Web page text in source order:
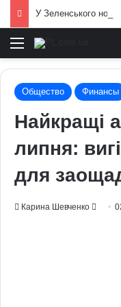
Меню
Общество Финансы
Найкращі
липня:
для
Карина Шевченко
Send